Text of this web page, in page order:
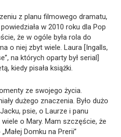
z planu filmowego dramatu,
w 2010 roku dla Pop
że w ogóle była rola do
o niej zbyt wiele. Laura [Ingalls,
na których oparty był serial]
kiedy pisała książki.
ze swojego życia.
dużego znaczenia. Było dużo
psie, o Laurze i panu
wiele o Mary. Mam szczęście, że
Domku na Prerii”